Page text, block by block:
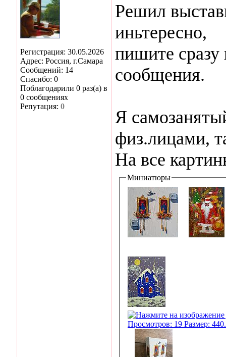
Регистрация: 30.05.2026
Адрес: Россия, г.Самара
Сообщений: 14
Спасибо: 0
Поблагодарили 0 раз(а) в
0 сообщениях
Репутация: 0
Решил
иньтересно,
пишите
сообщения.
Я
физ.лицами,
На все
Миниатюры